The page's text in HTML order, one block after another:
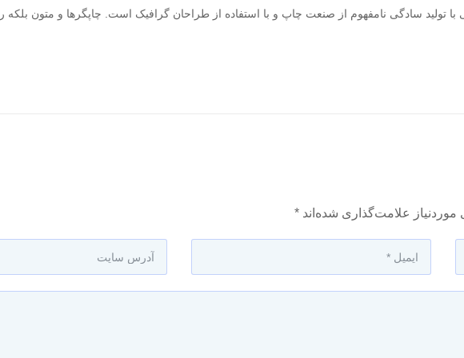
تولید سادگی نامفهوم از صنعت چاپ و با استفاده از طراحان گرافیک است. چاپگرها و متون بلکه
علامت‌گذاری شده‌اند *